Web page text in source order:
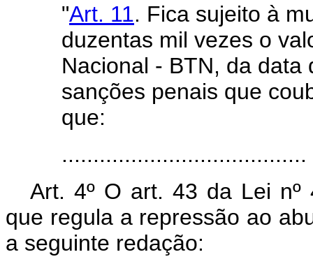
"Art. 11. Fica sujeito à
duzentas mil vezes o
Nacional - BTN, da
sanções penais que
que:
Art. 4º O art. 43 da Lei
que regula a repressão ao
a seguinte redação: